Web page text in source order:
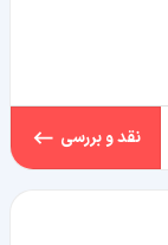
نقد و بررسی